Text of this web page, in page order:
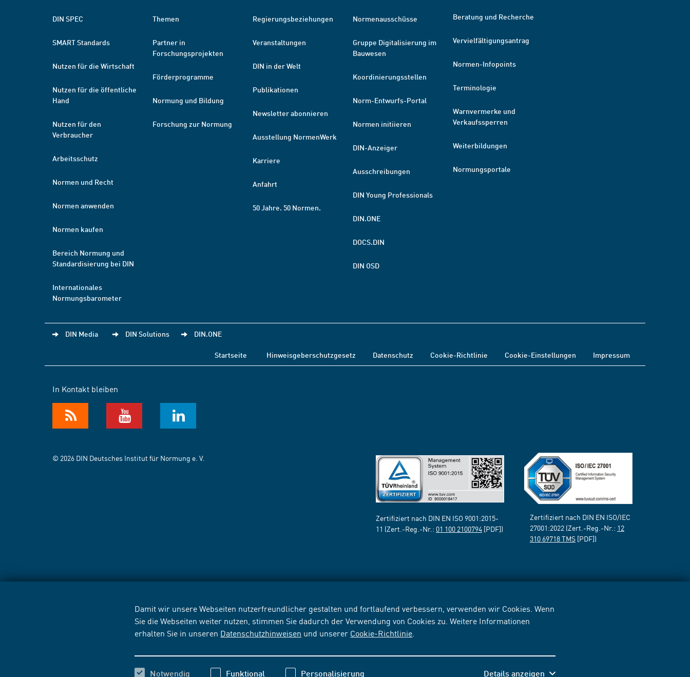
Damit wir unsere Webseiten nutzerfreundlicher gestalten und fortlaufend verbessern, verwenden wir Cookies. Wenn
Sie die Webseiten weiter nutzen, stimmen Sie dadurch der Verwendung von Cookies zu. Weitere Informationen
erhalten Sie in unseren Datenschutzhinweisen und unserer Cookie-Richtlinie
Notwendig Funktional Personalisierung Details anzeigen
DIN SPEC
SMART Standards
Nutzen für die Wirtschaft
Nutzen für die öffentliche
Hand
Nutzen für den
Verbraucher
Arbeitsschutz
Normen und Recht
Normen anwenden
Normen kaufen
Bereich Normung und
Standardisierung bei DIN
Internationales
Normungsbarometer
Themen
Partner in
Forschungsprojekten
Förderprogramme
Normung und Bildung
Forschung zur Normung
Regierungsbeziehungen
Veranstaltungen
DIN in der Welt
Publikationen
Newsletter abonnieren
Ausstellung NormenWerk
Karriere
Anfahrt
50 Jahre. 50 Normen.
Normenausschüsse
Gruppe Digitalisierung im
Bauwesen
Koordinierungsstellen
Norm-Entwurfs-Portal
Normen initiieren
DIN-Anzeiger
Ausschreibungen
DIN Young Professionals
DIN.ONE
DOCS.DIN
DIN OSD
Beratung und Recherche
Vervielfältigungsantrag
Normen-Infopoints
Terminologie
Warnvermerke und
Verkaufssperren
Weiterbildungen
Normungsportale
DIN Media DIN Solutions DIN.ONE
Startseite Hinweisgeberschutzgesetz Datenschutz Cookie-Richtlinie Cookie-Einstellungen Impressum
In Kontakt bleiben
© 2026 DIN Deutsches Institut für Normung e. V.
Zertifiziert nach DIN EN ISO 9001:2015-
11 (Zert.-Reg.-Nr.: 01 100 2100794 [PDF])
Zertifiziert nach DIN EN ISO/IEC
27001:2022 (Zert.-Reg.-Nr.: 12
310 69718 TMS [PDF])